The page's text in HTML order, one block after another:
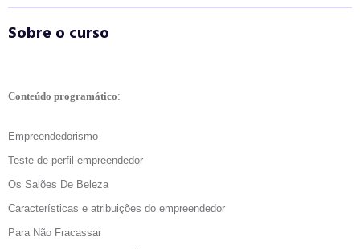
Sobre o curso
Conteúdo programático:
Empreendedorismo
Teste de perfil empreendedor
Os Salões De Beleza
Características e atribuições do empreendedor
Para Não Fracassar